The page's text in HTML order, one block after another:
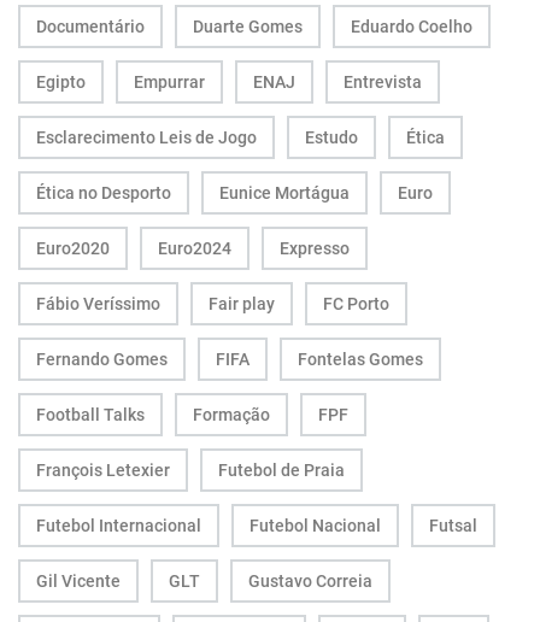
Documentário Duarte Gomes Eduardo Coelho
Egipto Empurrar ENAJ Entrevista
Esclarecimento Leis de Jogo Estudo Ética
Ética no Desporto Eunice Mortágua Euro
Euro2020 Euro2024 Expresso
Fábio Veríssimo Fair play FC Porto
Fernando Gomes FIFA Fontelas Gomes
Football Talks Formação FPF
François Letexier Futebol de Praia
Futebol Internacional Futebol Nacional Futsal
Gil Vicente GLT Gustavo Correia